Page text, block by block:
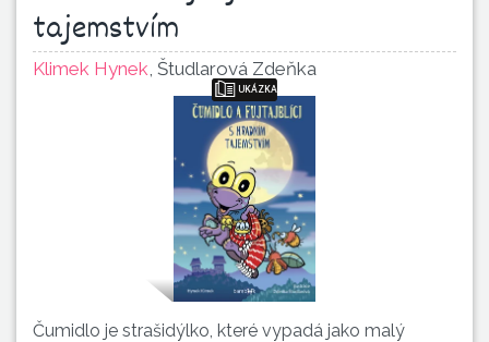
tajemstvím
Klimek Hynek, Študlarová Zdeňka
Čumidlo je strašidýlko, které vypadá jako malý